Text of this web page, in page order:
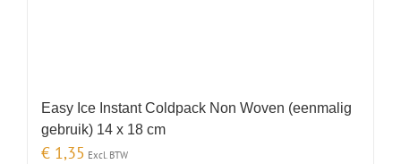
Easy Ice Instant Coldpack Non Woven (eenmalig
gebruik) 14 x 18 cm
€ 1,35 Excl. BTW